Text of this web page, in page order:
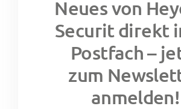
Neues von
Securit direkt
Postfach –
zum
anmelden!